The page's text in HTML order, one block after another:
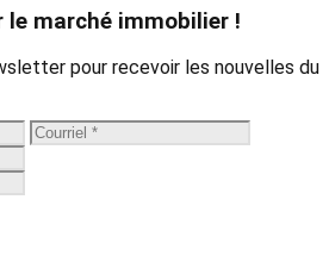
le marché immobilier !
pour recevoir les nouvelles du